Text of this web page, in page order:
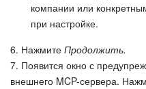
Маркетплейс
Контакт-центр
Настройки
компании или
при настройке.
6. Нажмите Продолжить.
7. Появится окно с
внешнего MCP-сервера.